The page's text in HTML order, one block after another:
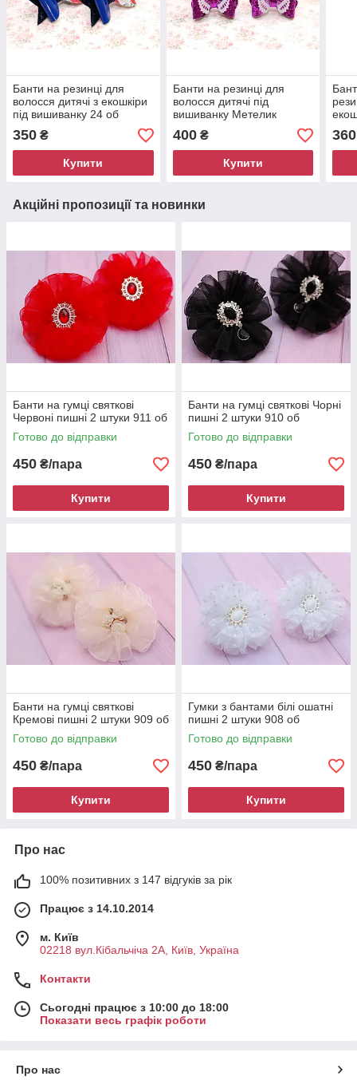
Банти на резинці для
волосся дитячі з екошкіри
під вишиванку 24 об
350 ₴
Купити
Банти на резинці для
волосся дитячі під
вишиванку Метелик
малиново-сиреневі 2
штуки 25 Об
400₴
Купити
360
Акційні пропозиції та новинки
Банти на гумці святкові
Червоні пишні 2 штуки 911 об
Готово до відправки
450 ₴/пара
Купити
Банти на гумці святкові Чорні
пишні 2 штуки 910 об
Готово до відправки
450 ₴/пара
Купити
Банти на гумці святкові
Кремові пишні 2 штуки 909 об
Готово до відправки
450 ₴/пара
Купити
Гумки з бантами білі ошатні
пишні 2 штуки 908 об
Готово до відправки
450 ₴/пара
Купити
Про нас
100% позитивних з 147 відгуків за рік
Працює з 14.10.2014
м. Київ
02218 вул.Кібальчіча 2А, Київ, Україна
Контакти
Сьогодні працює з 10:00 до 18:00
Показати весь графік роботи
Про нас